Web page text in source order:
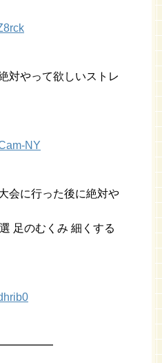
対やって欲しいストレ
NY
会に行った後に絶対や
足のむくみ 細くする